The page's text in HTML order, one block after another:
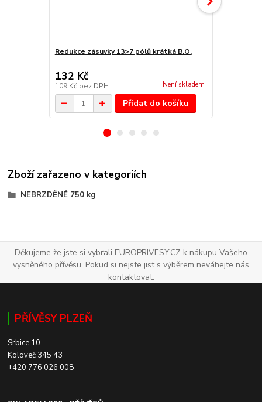
Redukce zásuvky 13>7 pólů krátká B.O.
132 Kč
109 Kč bez DPH Není skladem
Přidat do košíku
Zboží zařazeno v kategoriích
NEBRZDĚNÉ 750 kg
Děkujeme že jste si vybrali EUROPRIVESY.CZ k nákupu Vašeho
vysněného přívěsu. Pokud si nejste jist s výběrem neváhejte nás
kontaktovat.
PŘÍVĚSY PLZEŇ
Srbice 10
Koloveč 345 43
+420 776 026 008